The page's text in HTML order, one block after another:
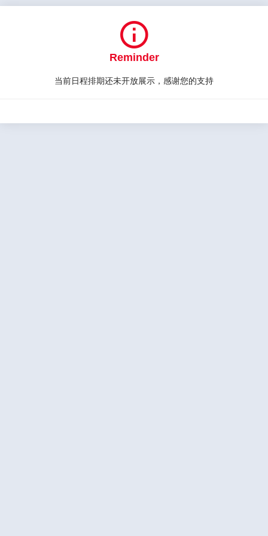

Reminder
当前日程排期还未开放展示，感谢您的支持